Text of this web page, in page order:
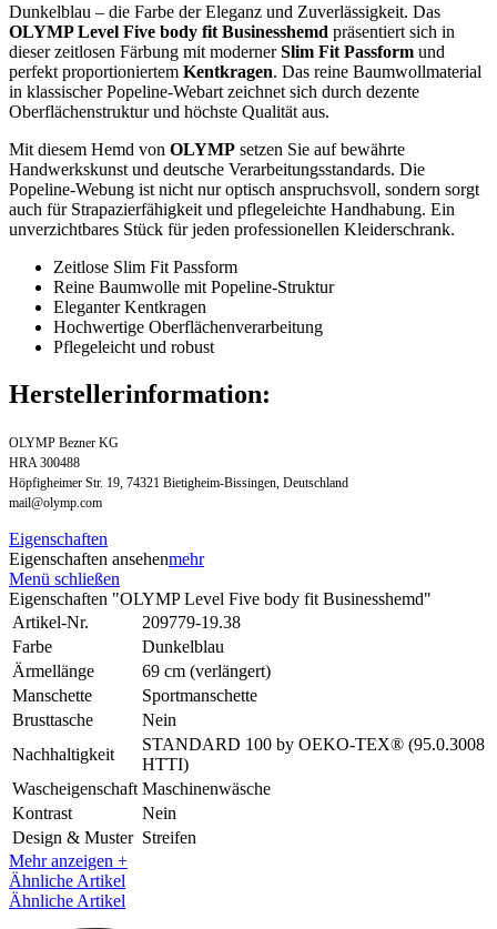
Dunkelblau – die Farbe der Eleganz und Zuverlässigkeit. Das
OLYMP Level Five body fit Businesshemd präsentiert sich in
dieser zeitlosen Färbung mit modernerSlim Fit Passform und
perfekt proportioniertem Kentkragen. Das reine Baumwollmaterial
in klassischer Popeline-Webart zeichnet sich durch dezente
Oberflächenstruktur und höchste Qualität aus.
Mit diesem Hemd von OLYMP setzen Sie auf bewährte
Handwerkskunst und deutsche Verarbeitungsstandards. Die
Popeline-Webung ist nicht nur optisch anspruchsvoll, sondern sorgt
auch für Strapazierfähigkeit und pflegeleichte Handhabung. Ein
unverzichtbares Stück für jeden professionellen Kleiderschrank.
Zeitlose Slim Fit Passform
Reine Baumwolle mit Popeline-Struktur
Eleganter Kentkragen
Hochwertige Oberflächenverarbeitung
Pflegeleicht und robust
Herstellerinformation:
OLYMP Bezner KG
HRA 300488
Höpfigheimer Str. 19, 74321 Bietigheim-Bissingen, Deutschland
mail@olymp.com
Eigenschaften
Eigenschaften ansehenmehr
Menü schließen
Eigenschaften "OLYMP Level Five body fit Businesshemd"
Artikel-Nr.
209779-19.38
Farbe
Dunkelblau
Ärmellänge
69 cm (verlängert)
Manschette
Sportmanschette
Brusttasche
Nein
Nachhaltigkeit
STANDARD 100 by OEKO-TEX® (95.0.3008
HTTI)
Wascheigenschaft Maschinenwäsche
Kontrast
Nein
Design & Muster Streifen
Mehr anzeigen +
Ähnliche Artikel
Ähnliche Artikel